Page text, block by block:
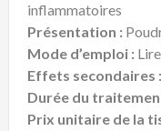
inflammatoires
Présentation :
Mode d’emploi :
Effets secondaires :
Durée du
Prix unitaire de la